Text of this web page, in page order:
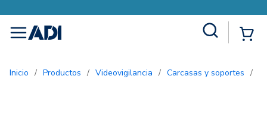
menu
Inicio / Productos / Videovigilancia / Carcasas y soportes /